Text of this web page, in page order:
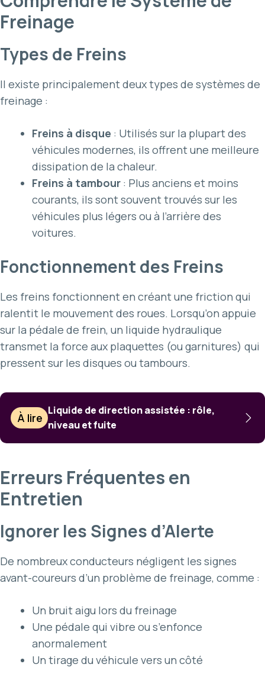
Freinage
Types de Freins
Il existe principalement deux types de systèmes de
freinage :
Freins à disque : Utilisés sur la plupart des
véhicules modernes, ils offrent une meilleure
dissipation de la chaleur.
Freins à tambour : Plus anciens et moins
courants, ils sont souvent trouvés sur les
véhicules plus légers ou à l’arrière des
voitures.
Fonctionnement des Freins
Les freins fonctionnent en créant une friction qui
ralentit le mouvement des roues. Lorsqu’on appuie
sur la pédale de frein, un liquide hydraulique
transmet la force aux plaquettes (ou garnitures) qui
pressent sur les disques ou tambours.
À lire
Liquide de direction assistée : rôle,
niveau et fuite
Erreurs Fréquentes en
Entretien
Ignorer les Signes d’Alerte
De nombreux conducteurs négligent les signes
avant-coureurs d’un problème de freinage, comme :
Un bruit aigu lors du freinage
Une pédale qui vibre ou s’enfonce
anormalement
Un tirage du véhicule vers un côté